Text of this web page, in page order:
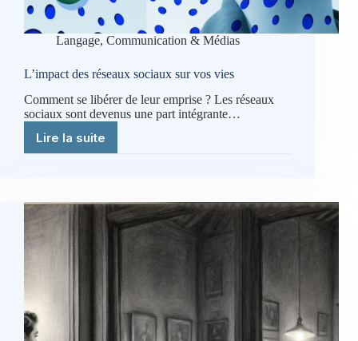
Langage, Communication & Médias
L’impact des réseaux sociaux sur vos vies
Comment se libérer de leur emprise ? Les réseaux
sociaux sont devenus une part intégrante…
Lire la suite
L’impact
sur
vies